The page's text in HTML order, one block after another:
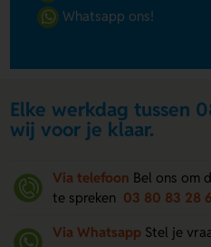
Whatsapp ons!
Elke werkdag tussen
wij voor je klaar.
Via telefoon Bel ons om
te spreken 03 80 83 28 6
Via Whatsapp Stel je